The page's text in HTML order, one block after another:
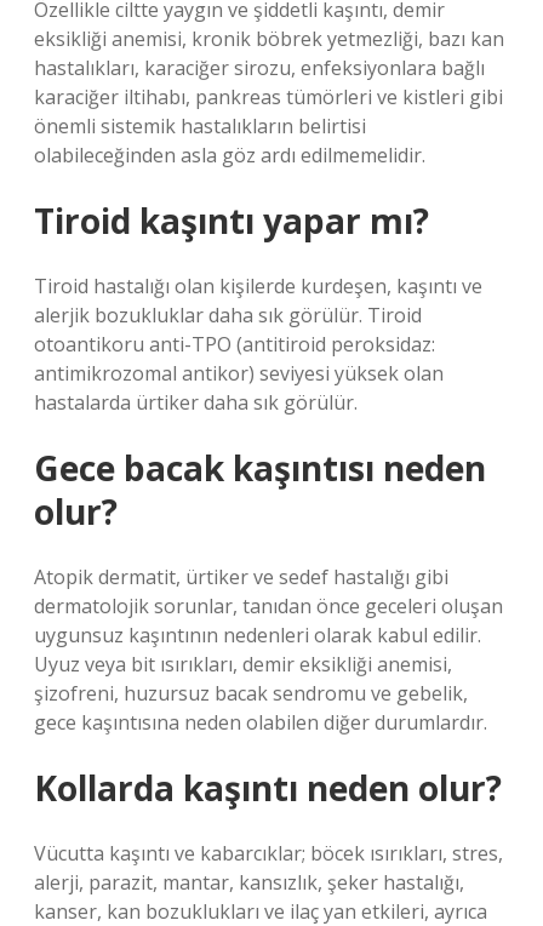
Özellikle ciltte yaygın ve şiddetli kaşıntı, demir
eksikliği anemisi, kronik böbrek yetmezliği, bazı kan
hastalıkları, karaciğer sirozu, enfeksiyonlara bağlı
karaciğer iltihabı, pankreas tümörleri ve kistleri gibi
önemli sistemik hastalıkların belirtisi
olabileceğinden asla göz ardı edilmemelidir.
Tiroid kaşıntı yapar mı?
Tiroid hastalığı olan kişilerde kurdeşen, kaşıntı ve
alerjik bozukluklar daha sık görülür. Tiroid
otoantikoru anti-TPO (antitiroid peroksidaz:
antimikrozomal antikor) seviyesi yüksek olan
hastalarda ürtiker daha sık görülür.
Gece bacak kaşıntısı neden
olur?
Atopik dermatit, ürtiker ve sedef hastalığı gibi
dermatolojik sorunlar, tanıdan önce geceleri oluşan
uygunsuz kaşıntının nedenleri olarak kabul edilir.
Uyuz veya bit ısırıkları, demir eksikliği anemisi,
şizofreni, huzursuz bacak sendromu ve gebelik,
gece kaşıntısına neden olabilen diğer durumlardır.
Kollarda kaşıntı neden olur?
Vücutta kaşıntı ve kabarcıklar; böcek ısırıkları, stres,
alerji, parazit, mantar, kansızlık, şeker hastalığı,
kanser, kan bozuklukları ve ilaç yan etkileri, ayrıca